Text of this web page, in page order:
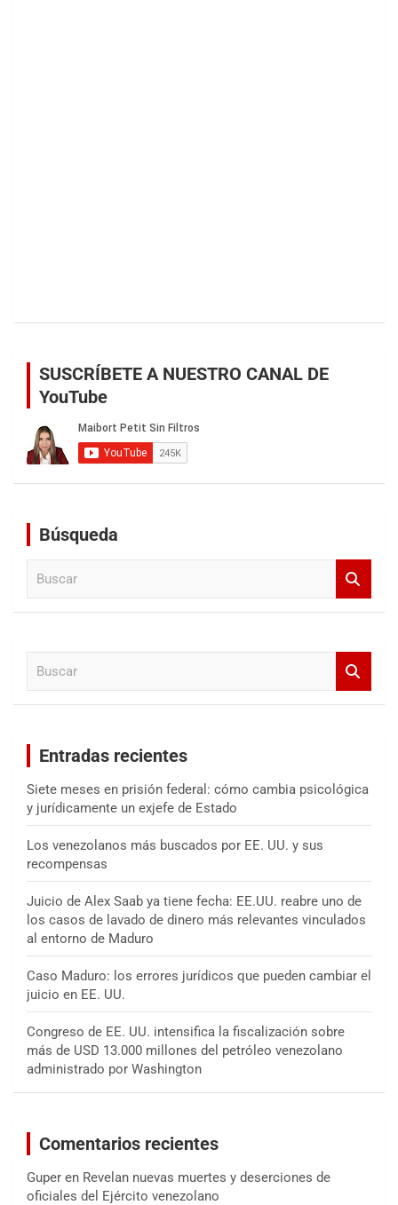
SUSCRÍBETE A NUESTRO CANAL DE
YouTube
Búsqueda
Entradas recientes
Siete meses en prisión federal: cómo cambia psicológica
y jurídicamente un exjefe de Estado
Los venezolanos más buscados por EE. UU. y sus
recompensas
Juicio de Alex Saab ya tiene fecha: EE.UU. reabre uno de
los casos de lavado de dinero más relevantes vinculados
al entorno de Maduro
Caso Maduro: los errores jurídicos que pueden cambiar el
juicio en EE. UU.
Congreso de EE. UU. intensifica la fiscalización sobre
más de USD 13.000 millones del petróleo venezolano
administrado por Washington
Comentarios recientes
Guper en Revelan nuevas muertes y deserciones de
oficiales del Ejército venezolano